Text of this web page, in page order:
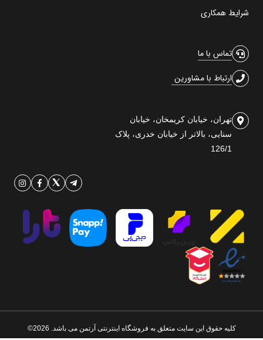
شرایط همکاری
تماس با ما
ارتباط با مشاورین
تهران، خیابان کریمخان، خیابان
سنایی، بالاتر از خیابان خدری، پلاک
126/1
کلیه حقوق این سایت متعلق به فروشگاه اینترنتی آرتمن می باشد. 2026©